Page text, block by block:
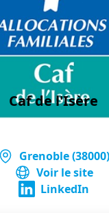
Caf de l'Isère
Grenoble (38000)
Voir le site
LinkedIn